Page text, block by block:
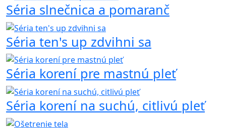
Séria slnečnica a pomaranč
Séria ten's up zdvihni sa
Séria korení pre mastnú pleť
Séria korení na suchú, citlivú pleť